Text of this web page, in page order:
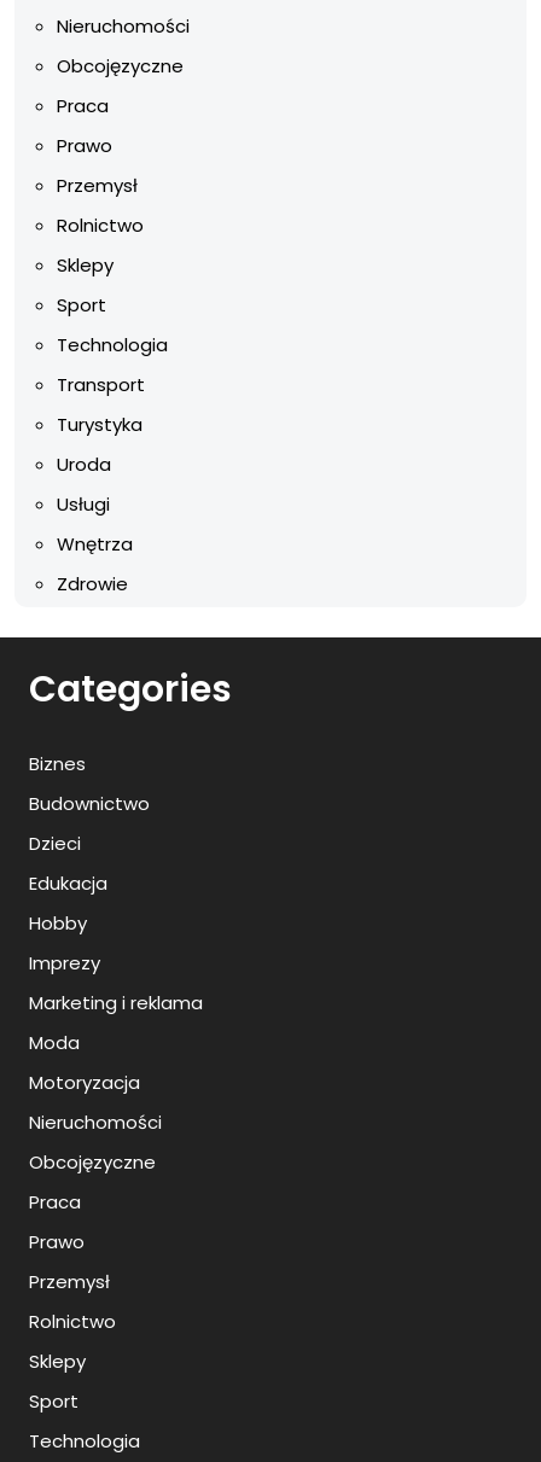
Nieruchomości
Obcojęzyczne
Praca
Prawo
Przemysł
Rolnictwo
Sklepy
Sport
Technologia
Transport
Turystyka
Uroda
Usługi
Wnętrza
Zdrowie
Categories
Biznes
Budownictwo
Dzieci
Edukacja
Hobby
Imprezy
Marketing i reklama
Moda
Motoryzacja
Nieruchomości
Obcojęzyczne
Praca
Prawo
Przemysł
Rolnictwo
Sklepy
Sport
Technologia